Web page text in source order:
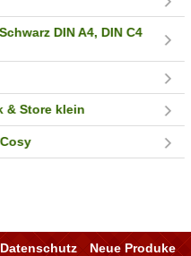
DIN A4, DIN C4
& Store klein
Neue Produke